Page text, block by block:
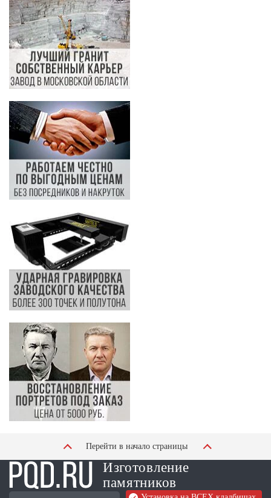
Перейти в начало страницы
Изготовление
памятников